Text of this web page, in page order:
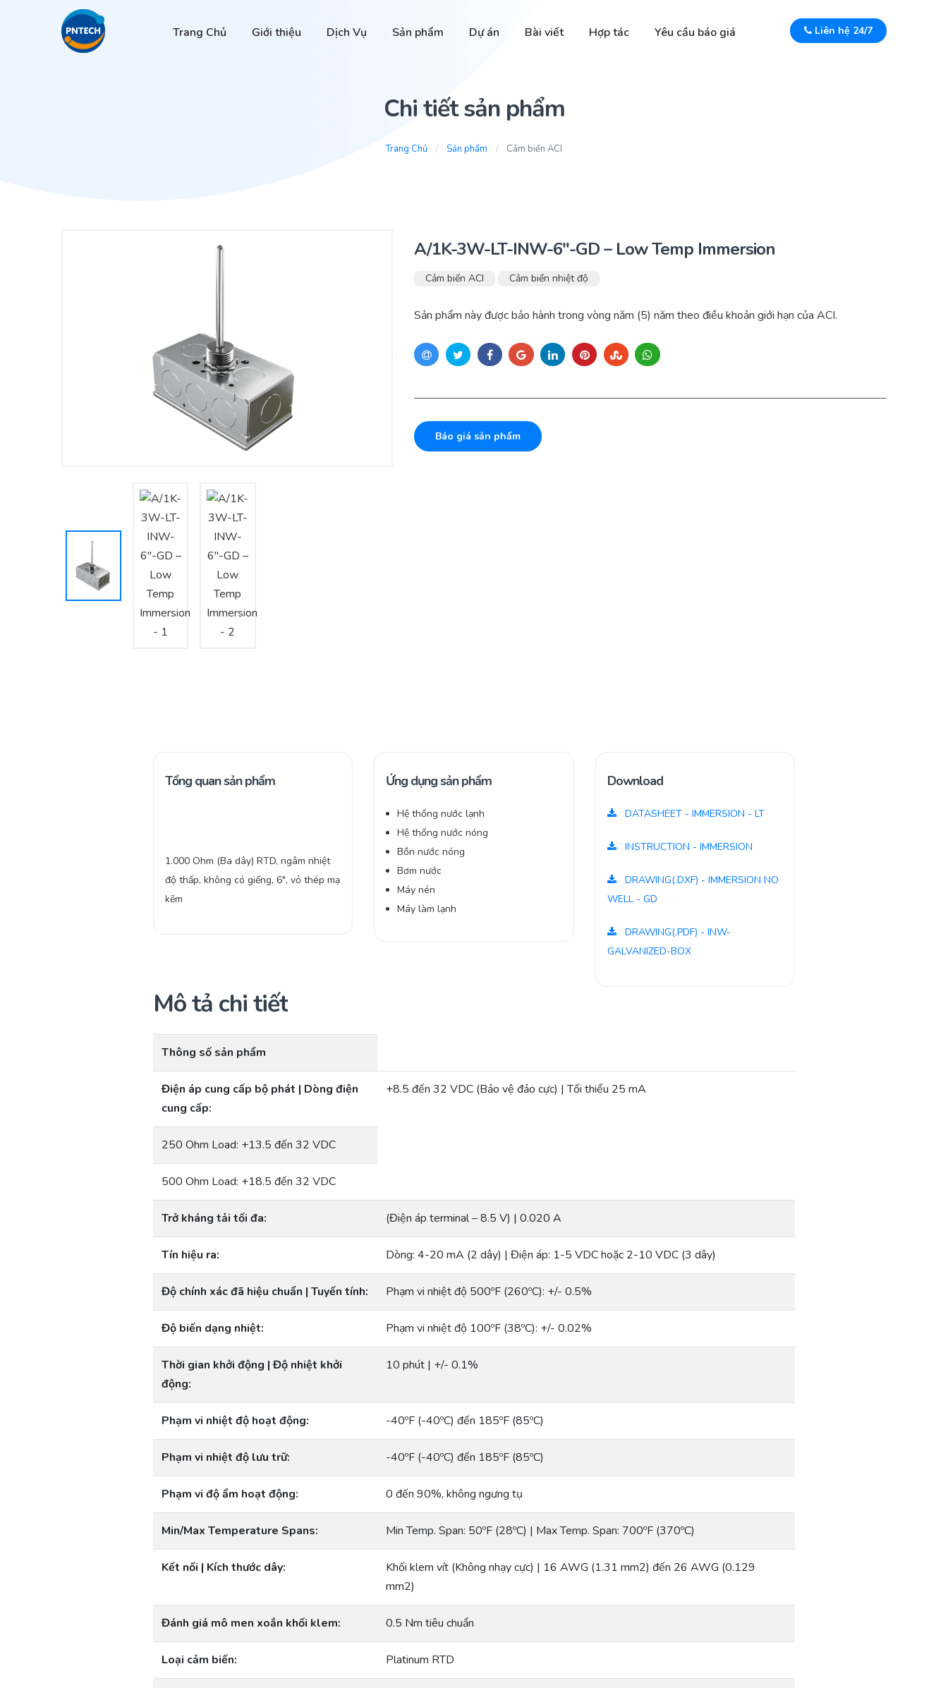
Trang Chủ Giới thiệu Dịch Vụ Sản phẩm Dự án Bài viết Hợp tác Yêu cầu báo giá Liên hệ 24/7
Chi tiết sản phẩm
Trang Chủ Sản phẩm Cảm biến ACI
A/1K-3W-LT-INW-6″-GD – Low Temp Immersion
Cảm biến ACI Cảm biến nhiệt độ
Sản phẩm này được bảo hành trong vòng năm (5) năm theo điều khoản giới hạn của ACI.
Báo giá sản phẩm
Tổng quan sản phẩm
1.000 Ohm (Ba dây) RTD, ngâm nhiệt
độ thấp, không có giếng, 6″, vỏ thép mạ
kẽm
Ứng dụng sản phẩm
Hệ thống nước lạnh
Hệ thống nước nóng
Bồn nước nóng
Bơm nước
Máy nén
Máy làm lạnh
Download
DATASHEET - IMMERSION - LT
INSTRUCTION - IMMERSION
DRAWING(.DXF) - IMMERSION NO
WELL - GD
DRAWING(.PDF) - INW-
GALVANIZED-BOX
Mô tả chi tiết
Thông số sản phẩm
Điện áp cung cấp bộ phát | Dòng điện
cung cấp:
+8.5 đến 32 VDC (Bảo vệ đảo cực) | Tối thiểu 25 mA
250 Ohm Load: +13.5 đến 32 VDC
500 Ohm Load: +18.5 đến 32 VDC
Trở kháng tải tối đa: (Điện áp terminal – 8.5 V) | 0.020 A
Tín hiệu ra: Dòng: 4-20 mA (2 dây) | Điện áp: 1-5 VDC hoặc 2-10 VDC (3 dây)
Độ chính xác đã hiệu chuẩn | Tuyến tính: Phạm vi nhiệt độ 500ºF (260ºC): +/- 0.5%
Độ biến dạng nhiệt: Phạm vi nhiệt độ 100ºF (38ºC): +/- 0.02%
Thời gian khởi động | Độ nhiệt khởi
động:
10 phút | +/- 0.1%
Phạm vi nhiệt độ hoạt động: -40ºF (-40ºC) đến 185ºF (85ºC)
Phạm vi nhiệt độ lưu trữ: -40ºF (-40ºC) đến 185ºF (85ºC)
Phạm vi độ ẩm hoạt động: 0 đến 90%, không ngưng tụ
Min/Max Temperature Spans: Min Temp. Span: 50ºF (28ºC) | Max Temp. Span: 700ºF (370ºC)
Kết nối | Kích thước dây:
Khối klem vít (Không nhạy cực) | 16 AWG (1.31 mm2) đến 26 AWG (0.129
mm2)
Đánh giá mô men xoắn khối klem: 0.5 Nm tiêu chuẩn
Loại cảm biến: Platinum RTD